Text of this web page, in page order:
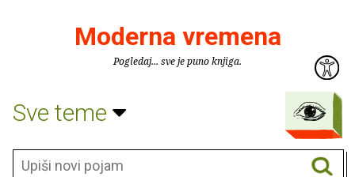
Moderna vremena
Pogledaj... sve je puno knjiga.
Sve teme